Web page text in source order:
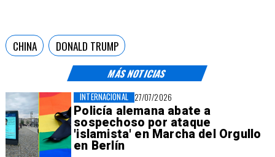
MÁS NOTICIAS
27/07/2026
Policía alemana abate a
sospechoso por ataque
'islamista' en Marcha del Orgullo
en Berlín
INTERNACIONAL
CHINA DONALD TRUMP